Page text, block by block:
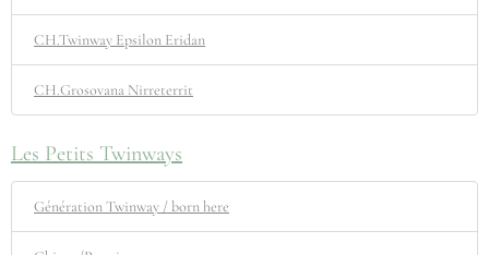
CH.Twinway Epsilon Eridan
CH.Grosovana Nirreterrit
Les Petits Twinways
Génération Twinway / born here